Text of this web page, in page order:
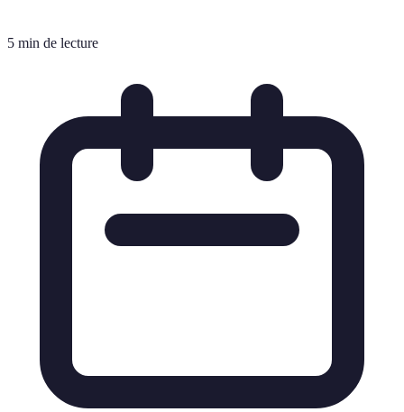
5 min de lecture